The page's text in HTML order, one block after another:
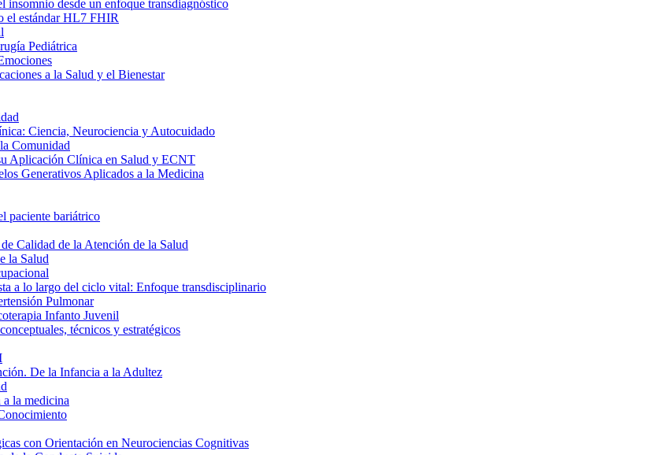
desde un enfoque transdiagnóstico
el estándar HL7 FHIR
Pediátrica
a la Salud y el Bienestar
Ciencia, Neurociencia y Autocuidado
Comunidad
Aplicación Clínica en Salud y ECNT
Generativos Aplicados a la Medicina
paciente bariátrico
Calidad de la Atención de la Salud
la Salud
a lo largo del ciclo vital: Enfoque transdisciplinario
Pulmonar
Infanto Juvenil
técnicos y estratégicos
De la Infancia a la Adultez
la medicina
con Orientación en Neurociencias Cognitivas